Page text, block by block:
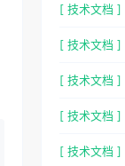
[ 技术文档 ]
[ 技术文档 ]
[ 技术文档 ]
[ 技术文档 ]
[ 技术文档 ]